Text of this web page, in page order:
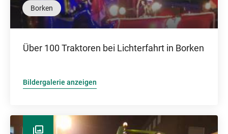
Borken
Über 100 Traktoren bei Lichterfahrt in Borken
Bildergalerie anzeigen